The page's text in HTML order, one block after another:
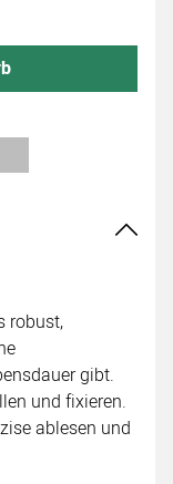
robust,
gibt.
und fixieren.
ablesen und